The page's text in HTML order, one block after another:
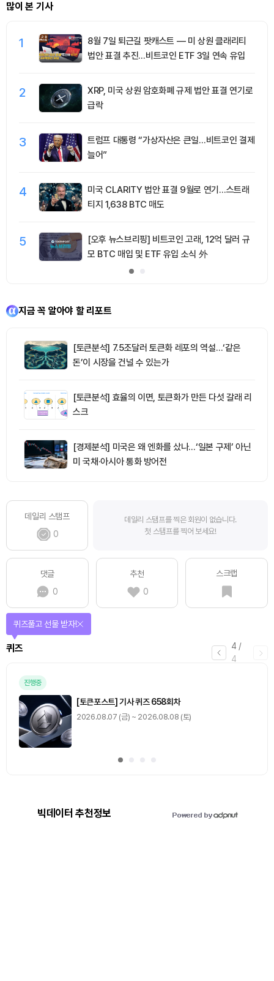
많이 본 기사
1
8월 7일 퇴근길 팟캐스트 — 미 상원 클래리티
법안 표결 추진…비트코인 ETF 3일 연속 유입
2
XRP, 미국 상원 암호화폐 규제 법안 표결 연기로
급락
3
트럼프 대통령 “가상자산은 큰일…비트코인 결제
늘어”
4
미국 CLARITY 법안 표결 9월로 연기…스트래
티지 1,638 BTC 매도
5
[오후 뉴스브리핑] 비트코인 고래, 12억 달러 규
모 BTC 매입 및 ETF 유입 소식 外
지금 꼭 알아야 할 리포트
[토큰분석] 7.5조달러 토큰화 레포의 역설…‘같은
돈’이 시장을 건널 수 있는가
[토큰분석] 효율의 이면, 토큰화가 만든 다섯 갈래 리
스크
[경제분석] 미국은 왜 엔화를 샀나…‘일본 구제’ 아닌
미 국채·아시아 통화 방어전
데일리 스탬프
0
데일리 스탬프를 찍은 회원이 없습니다.
첫 스탬프를 찍어 보세요!
댓글
0
추천
0
스크랩
4 /
4
퀴즈
퀴즈풀고 선물 받자!
진행중
[토큰포스트] 기사 퀴즈 658회차
2026.08.07 (금) ~ 2026.08.08 (토)
빅데이터 추천정보